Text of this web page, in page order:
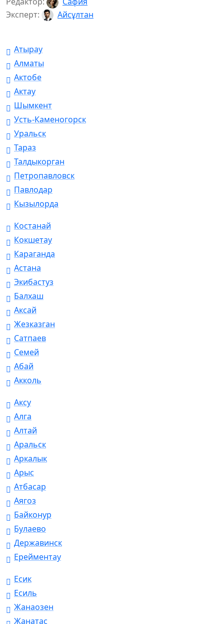
Эксперт:
Айсұлтан
Атырау
Алматы
Актобе
Актау
Шымкент
Усть-Каменогорск
Уральск
Тараз
Талдыкорган
Петропавловск
Павлодар
Кызылорда
Костанай
Кокшетау
Караганда
Астана
Экибастуз
Балхаш
Аксай
Жезказган
Сатпаев
Семей
Абай
Акколь
Аксу
Алга
Алтай
Аральск
Аркалык
Арыс
Атбасар
Аягоз
Байконур
Булаево
Державинск
Ерейментау
Есик
Есиль
Жанаозен
Жанатас